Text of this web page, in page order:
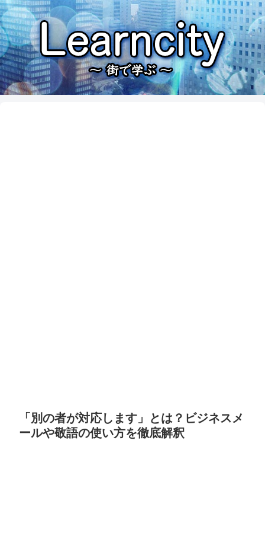
「別の者が対応します」とは？ビジネスメ
ールや敬語の使い方を徹底解釈